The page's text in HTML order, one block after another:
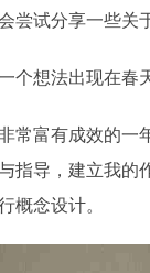
尝试分享一些关
个想法出现在春天
常富有成效的一
指导，建立我的
概念设计。